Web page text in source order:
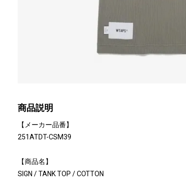
商品説明
【メーカー品番】
251ATDT-CSM39
【商品名】
SIGN / TANK TOP / COTTON